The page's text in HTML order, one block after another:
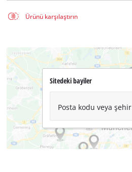
Ürünü karşılaştırın
Sitedeki bayiler
Posta kodu veya şehir